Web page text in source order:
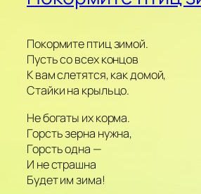
Покормите птиц зимой.
Пусть со всех концов
К вам слетятся, как домой,
Стайки на крыльцо.
Не богаты их корма.
Горсть зерна нужна,
Горсть одна —
И не страшна
Будет им зима!